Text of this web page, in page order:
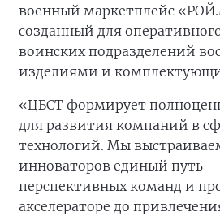
военный маркетплейс
созданный для
воинских подразделений
изделиями и
«ЦБСТ формирует
для развития компаний в
технологий. Мы
инноваторов единый путь
перспективных команд и
акселераторе до